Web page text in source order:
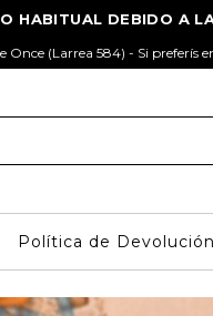
(Larrea 584) - Si preferís
Política de Devolución